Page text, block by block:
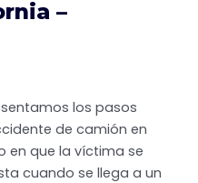
–
los pasos
de camión en
en que la víctima se
cuando se llega a un